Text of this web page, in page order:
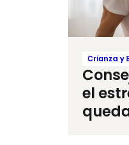
Crianza y
el